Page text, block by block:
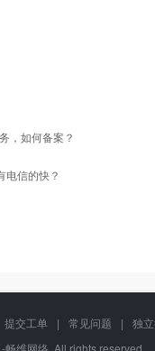
，如何备案？
电信的快？
提交工单 | 常见问题 |
独
维网络, All rights reserved.